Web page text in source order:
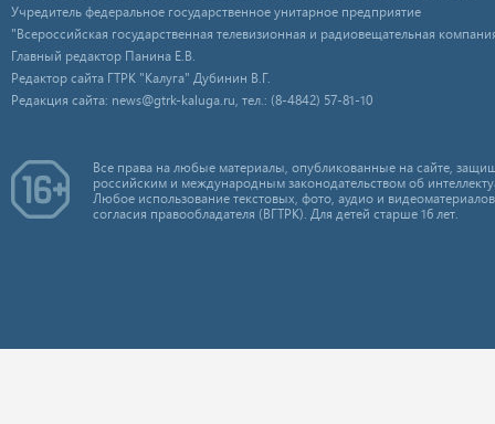
Учредитель федеральное государственное унитарное предприятие
"Всероссийская государственная телевизионная и радиовещательная
Главный редактор Панина Е.В.
Редактор сайта ГТРК "Калуга" Дубинин В.Г.
Редакция сайта: news@gtrk-kaluga.ru, тел.: (8-4842) 57-81-10
Все права на любые материалы, опубликованные на сайте,
российским и международным законодательством об
Любое использование текстовых, фото, аудио и
согласия правообладателя (ВГТРК). Для детей старше 16 лет.